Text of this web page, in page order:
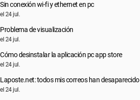
Sin conexión wi-fi y ethernet en pc
el 24 jul.
Problema de visualización
el 24 jul.
Cómo desinstalar la aplicación pc app store
el 24 jul.
Laposte.net: todos mis correos han desaparecido
el 24 jul.